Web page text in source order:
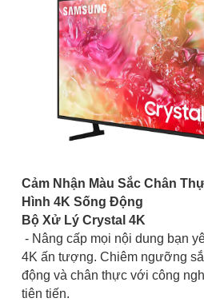
Cảm Nhận Màu Sắc Chân
Hình 4K Sống Động
Bộ Xử Lý Crystal 4K
- Nâng cấp mọi nội dung bạn
4K ấn tượng. Chiêm ngưỡng
động và chân thực với công
tiên tiến.